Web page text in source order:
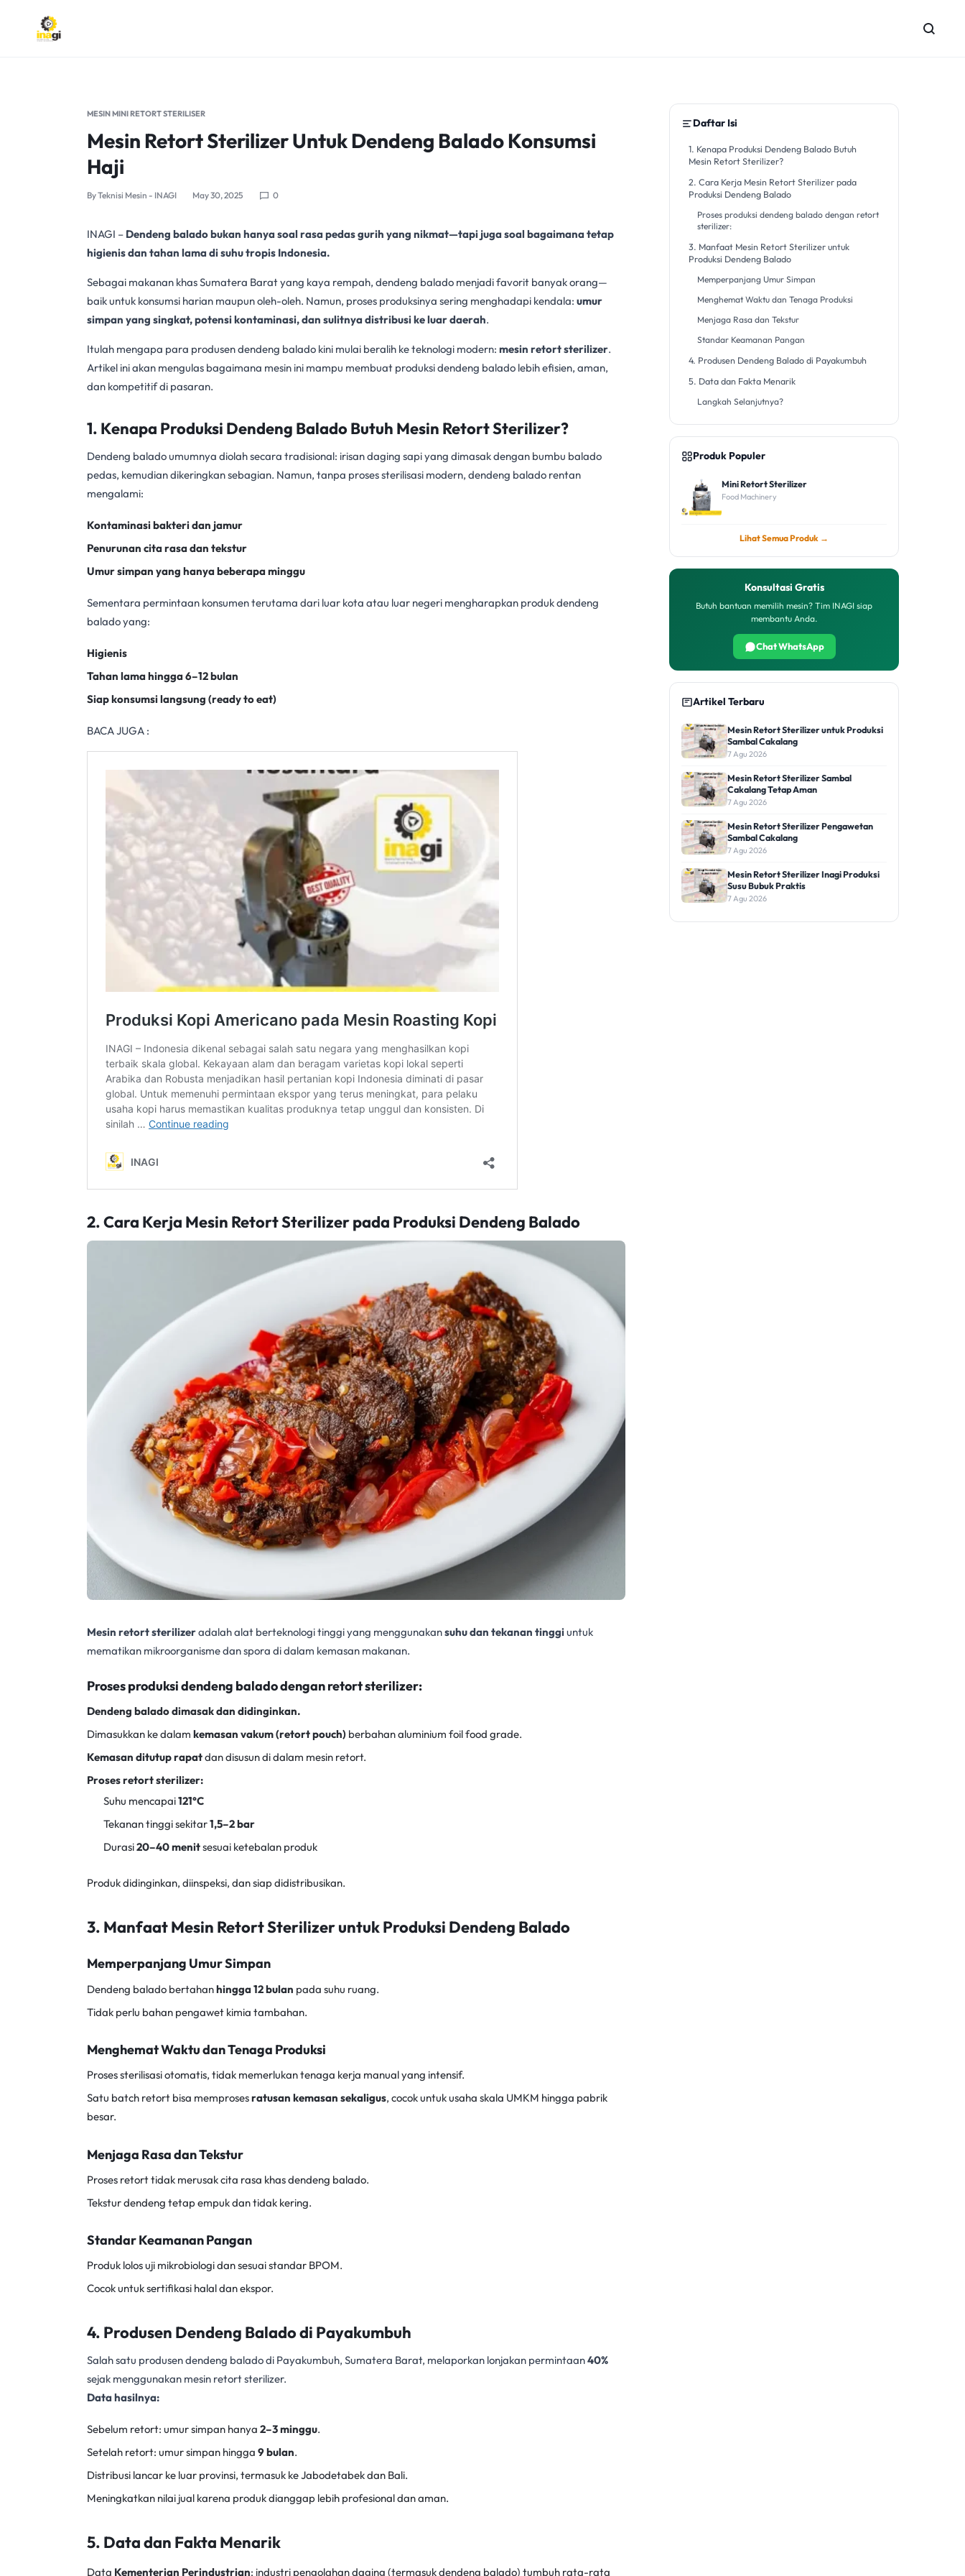
NEGERIMESIN MINI RETORT STERILISER
Mesin Retort Sterilizer Untuk Dendeng Balado Konsumsi
Haji
ByTeknisi Mesin - INAGI May 30, 2025 0
INAGI – Dendeng balado bukan hanya soal rasa pedas gurih yang nikmat—tapi juga soal bagaimana tetap
higienis dan tahan lama di suhu tropis Indonesia.
Sebagai makanan khas Sumatera Barat yang kaya rempah, dendeng balado menjadi favorit banyak orang—
baik untuk konsumsi harian maupun oleh-oleh. Namun, proses produksinya sering menghadapi kendala: umur
simpan yang singkat, potensi kontaminasi, dan sulitnya distribusi ke luar daerah.
Itulah mengapa para produsen dendeng balado kini mulai beralih ke teknologi modern: mesin retort sterilizer.
Artikel ini akan mengulas bagaimana mesin ini mampu membuat produksi dendeng balado lebih efisien, aman,
dan kompetitif di pasaran.
1. Kenapa Produksi Dendeng Balado Butuh Mesin Retort Sterilizer?
Dendeng balado umumnya diolah secara tradisional: irisan daging sapi yang dimasak dengan bumbu balado
pedas, kemudian dikeringkan sebagian. Namun, tanpa proses sterilisasi modern, dendeng balado rentan
mengalami:
Kontaminasi bakteri dan jamur
Penurunan cita rasa dan tekstur
Umur simpan yang hanya beberapa minggu
Sementara permintaan konsumen terutama dari luar kota atau luar negeri mengharapkan produk dendeng
balado yang:
Higienis
Tahan lama hingga 6–12 bulan
Siap konsumsi langsung (ready to eat)
BACA JUGA :
2. Cara Kerja Mesin Retort Sterilizer pada Produksi Dendeng Balado
Mesin retort sterilizeradalah alat berteknologi tinggi yang menggunakansuhu dan tekanan tinggiuntuk
mematikan mikroorganisme dan spora di dalam kemasan makanan.
Proses produksi dendeng balado dengan retort sterilizer:
Dendeng balado dimasak dan didinginkan.
Dimasukkan ke dalam kemasan vakum (retort pouch) berbahan aluminium foil food grade.
Kemasan ditutup rapatdan disusun di dalam mesin retort.
Proses retort sterilizer:
Suhu mencapai121°C
Tekanan tinggi sekitar1,5–2 bar
Durasi20–40 menitsesuai ketebalan produk
Produk didinginkan, diinspeksi, dan siap didistribusikan.
3. Manfaat Mesin Retort Sterilizer untuk Produksi Dendeng Balado
Memperpanjang Umur Simpan
Dendeng balado bertahanhingga 12 bulan pada suhu ruang.
Tidak perlu bahan pengawet kimia tambahan.
Menghemat Waktu dan Tenaga Produksi
Proses sterilisasi otomatis, tidak memerlukan tenaga kerja manual yang intensif.
Satu batch retort bisa memprosesratusan kemasan sekaligus, cocok untuk usaha skala UMKM hingga pabrik
besar.
Menjaga Rasa dan Tekstur
Proses retort tidak merusak cita rasa khas dendeng balado.
Tekstur dendeng tetap empuk dan tidak kering.
Standar Keamanan Pangan
Produk lolos uji mikrobiologi dan sesuai standar BPOM.
Cocok untuk sertifikasi halal dan ekspor.
4. Produsen Dendeng Balado di Payakumbuh
Salah satu produsen dendeng balado di Payakumbuh, Sumatera Barat, melaporkan lonjakan permintaan40%
sejak menggunakan mesin retort sterilizer.
Data hasilnya:
Sebelum retort: umur simpan hanya 2–3 minggu.
Setelah retort: umur simpan hingga 9 bulan.
Distribusi lancar ke luar provinsi, termasuk ke Jabodetabek dan Bali.
Meningkatkan nilai jual karena produk dianggap lebih profesional dan aman.
5. Data dan Fakta Menarik
Data Kementerian Perindustrian: industri pengolahan daging (termasuk dendeng balado) tumbuh rata-rata
Daftar Isi
1. Kenapa Produksi Dendeng Balado Butuh
Mesin Retort Sterilizer?
2. Cara Kerja Mesin Retort Sterilizer pada
Produksi Dendeng Balado
Proses produksi dendeng balado dengan retort
sterilizer:
3. Manfaat Mesin Retort Sterilizer untuk
Produksi Dendeng Balado
Memperpanjang Umur Simpan
Menghemat Waktu dan Tenaga Produksi
Menjaga Rasa dan Tekstur
Standar Keamanan Pangan
4. Produsen Dendeng Balado di Payakumbuh
5. Data dan Fakta Menarik
Langkah Selanjutnya?
Produk Populer
Mini Retort Sterilizer
Food Machinery
Lihat Semua Produk →
Konsultasi Gratis
Butuh bantuan memilih mesin? Tim INAGI siap
membantu Anda.
Chat WhatsApp
Artikel Terbaru
Mesin Retort Sterilizer untuk Produksi
Sambal Cakalang
7 Agu 2026
Mesin Retort Sterilizer Sambal
Cakalang Tetap Aman
7 Agu 2026
Mesin Retort Sterilizer Pengawetan
Sambal Cakalang
7 Agu 2026
Mesin Retort Sterilizer Inagi Produksi
Susu Bubuk Praktis
7 Agu 2026